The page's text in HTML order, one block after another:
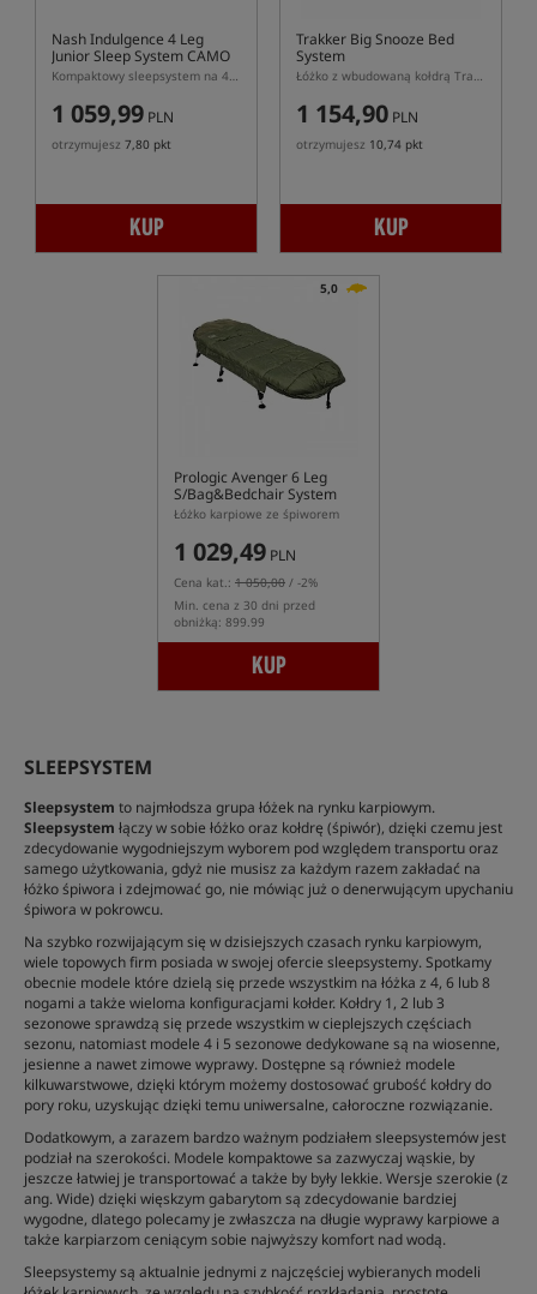
Nash Indulgence 4 Leg
Junior Sleep System CAMO
Kompaktowy sleepsystem na 4 nogach dla młodych karpiarzy
1 059,99 PLN
otrzymujesz 7,80 pkt
KUP
Trakker Big Snooze Bed
System
Łóżko z wbudowaną kołdrą Trakker
1 154,90 PLN
otrzymujesz 10,74 pkt
KUP
5,0
Prologic Avenger 6 Leg
S/Bag&Bedchair System
Łóżko karpiowe ze śpiworem
1 029,49 PLN
Cena kat.: 1 050,00 / -2%
Min. cena z 30 dni przed
obniżką: 899.99
KUP
SLEEPSYSTEM
Sleepsystem to najmłodsza grupa łóżek na rynku karpiowym.
Sleepsystem łączy w sobie łóżko oraz kołdrę (śpiwór), dzięki czemu jest
zdecydowanie wygodniejszym wyborem pod względem transportu oraz
samego użytkowania, gdyż nie musisz za każdym razem zakładać na
łóżko śpiwora i zdejmować go, nie mówiąc już o denerwującym upychaniu
śpiwora w pokrowcu.
Na szybko rozwijającym się w dzisiejszych czasach rynku karpiowym,
wiele topowych firm posiada w swojej ofercie sleepsystemy. Spotkamy
obecnie modele które dzielą się przede wszystkim na łóżka z 4, 6 lub 8
nogami a także wieloma konfiguracjami kołder. Kołdry 1, 2 lub 3
sezonowe sprawdzą się przede wszystkim w cieplejszych częściach
sezonu, natomiast modele 4 i 5 sezonowe dedykowane są na wiosenne,
jesienne a nawet zimowe wyprawy. Dostępne są również modele
kilkuwarstwowe, dzięki którym możemy dostosować grubość kołdry do
pory roku, uzyskując dzięki temu uniwersalne, całoroczne rozwiązanie.
Dodatkowym, a zarazem bardzo ważnym podziałem sleepsystemów jest
podział na szerokości. Modele kompaktowe sa zazwyczaj wąskie, by
jeszcze łatwiej je transportować a także by były lekkie. Wersje szerokie (z
ang. Wide) dzięki więskzym gabarytom są zdecydowanie bardziej
wygodne, dlatego polecamy je zwłaszcza na długie wyprawy karpiowe a
także karpiarzom ceniącym sobie najwyższy komfort nad wodą.
Sleepsystemy są aktualnie jednymi z najczęściej wybieranych modeli